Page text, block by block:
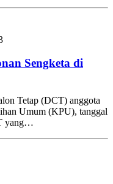
Sengketa di
Tetap (DCT) anggota
Umum (KPU), tanggal
yang…